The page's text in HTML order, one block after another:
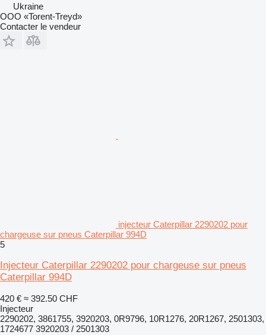
Ukraine
OOO «Torent-Treyd»
Contacter le vendeur
injecteur Caterpillar 2290202 pour
chargeuse sur pneus Caterpillar 994D
5
Injecteur Caterpillar 2290202 pour chargeuse sur pneus
Caterpillar 994D
420 € ≈ 392.50 CHF
Injecteur
2290202, 3861755, 3920203, 0R9796, 10R1276, 20R1267, 2501303,
1724677 3920203 / 2501303